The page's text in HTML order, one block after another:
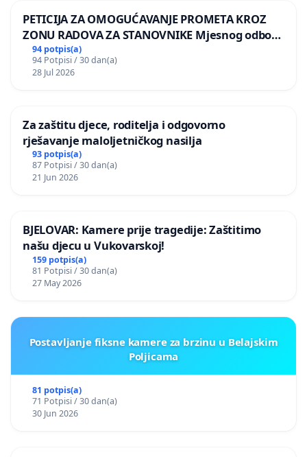
PETICIJA ZA OMOGUĆAVANJE PROMETA KROZ
ZONU RADOVA ZA STANOVNIKE Mjesnog odbora
Kamensko i Lemić Brdo
94 potpis(a)
94 Potpisi / 30 dan(a)
28 Jul 2026
Za zaštitu djece, roditelja i odgovorno
rješavanje maloljetničkog nasilja
93 potpis(a)
87 Potpisi / 30 dan(a)
21 Jun 2026
BJELOVAR: Kamere prije tragedije: Zaštitimo
našu djecu u Vukovarskoj!
159 potpis(a)
81 Potpisi / 30 dan(a)
27 May 2026
Postavljanje fiksne kamere za brzinu u Belajskim
Poljicama
81 potpis(a)
71 Potpisi / 30 dan(a)
30 Jun 2026